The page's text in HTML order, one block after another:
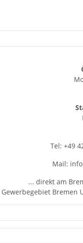
Tel: +49
Mail:
... direkt am
Gewerbegebiet Bremen